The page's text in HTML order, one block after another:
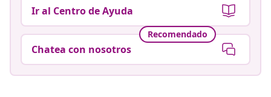
Ir al Centro de Ayuda
Recomendado
Chatea con nosotros